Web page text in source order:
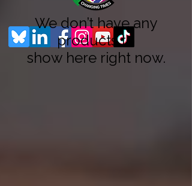
We don’t have any
products to
show here right now.